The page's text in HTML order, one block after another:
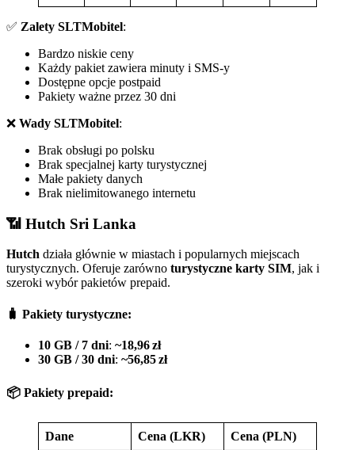
✅ Zalety SLTMobitel:
Bardzo niskie ceny
Każdy pakiet zawiera minuty i SMS-y
Dostępne opcje postpaid
Pakiety ważne przez 30 dni
❌ Wady SLTMobitel:
Brak obsługi po polsku
Brak specjalnej karty turystycznej
Małe pakiety danych
Brak nielimitowanego internetu
📶 Hutch Sri Lanka
Hutch działa głównie w miastach i popularnych miejscach
turystycznych. Oferuje zarówno turystyczne karty SIM, jak i
szeroki wybór pakietów prepaid.
🧳 Pakiety turystyczne:
10 GB / 7 dni: ~18,96 zł
30 GB / 30 dni: ~56,85 zł
📦 Pakiety prepaid:
Dane Cena (LKR) Cena (PLN)